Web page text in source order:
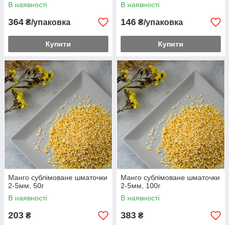
В наявності
364 ₴/упаковка
Купити
В наявності
146 ₴/упаковка
Купити
Манго сублімоване шматочки
2-5мм, 50г
В наявності
203 ₴
Манго сублімоване шматочки
2-5мм, 100г
В наявності
383 ₴